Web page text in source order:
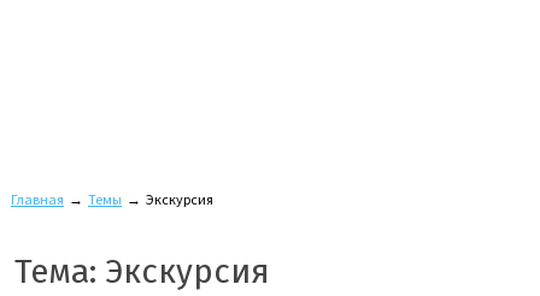
Главная → Темы → Экскурсия
Тема: Экскурсия